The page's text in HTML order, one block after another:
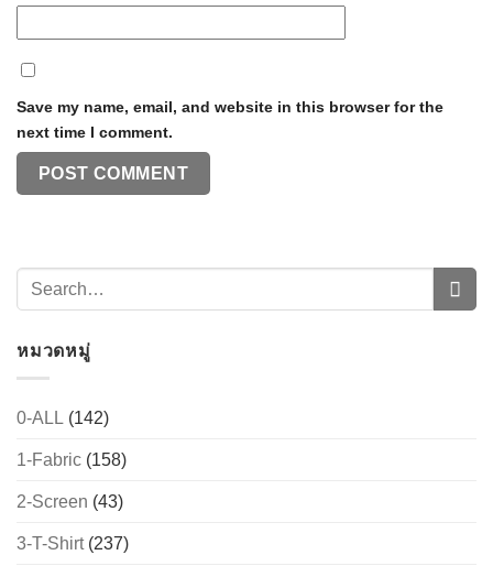
Save my name, email, and website in this browser for the
next time I comment.
หมวดหมู่
0-ALL (142)
1-Fabric (158)
2-Screen (43)
3-T-Shirt(237)